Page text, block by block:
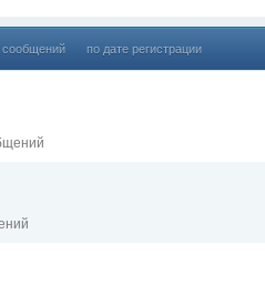
сообщений по дате регистрации